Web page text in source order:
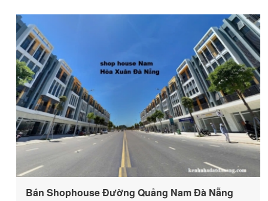
Bán Shophouse Đường Quảng Nam Đà Nẵng